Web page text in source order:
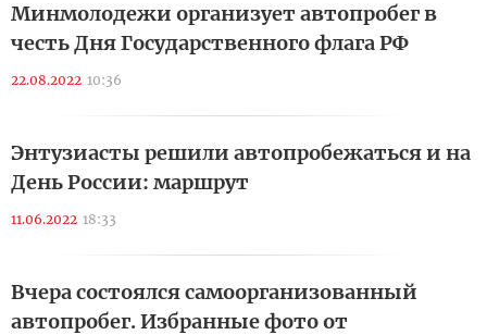
Минмолодежи организует автопробег в
честь Дня Государственного флага РФ
22.08.2022 10:36
Энтузиасты решили автопробежаться и на
День России: маршрут
11.06.2022 18:33
Вчера состоялся самоорганизованный
автопробег. Избранные фото от